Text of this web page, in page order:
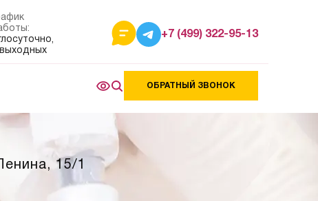
+7 (499) 322-95-13
ОБРАТНЫЙ ЗВОНОК
15/1